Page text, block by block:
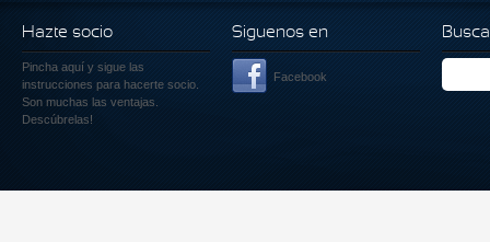
Hazte socio
Pincha aquí y sigue las
instrucciones para hacerte socio.
Son muchas las ventajas.
Descúbrelas!
Siguenos en
Facebook